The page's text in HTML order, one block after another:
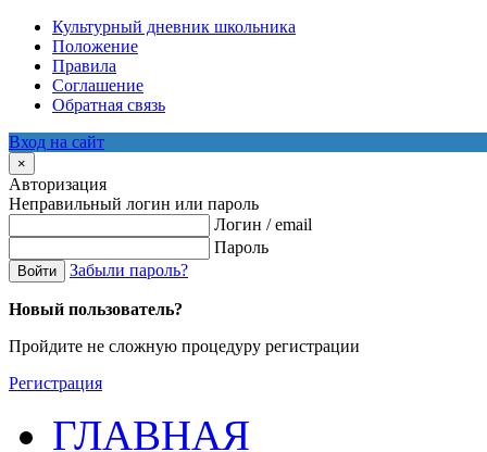
Культурный дневник школьника
Положение
Правила
Соглашение
Обратная связь
Вход на сайт
×
Авторизация
Неправильный логин или пароль
Логин / email
Пароль
Войти Забыли пароль?
Новый пользователь?
Пройдите не сложную процедуру регистрации
Регистрация
ГЛАВНАЯ